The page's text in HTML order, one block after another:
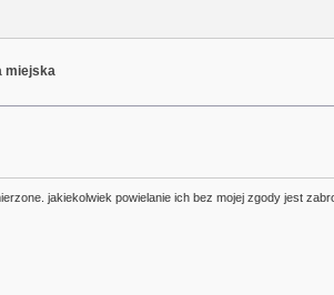
miejska
jakiekolwiek powielanie ich bez mojej zgody jest